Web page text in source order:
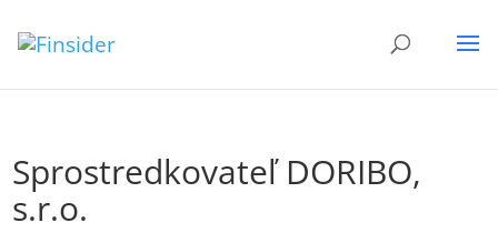
Sprostredkovateľ DORIBO,
s.r.o.